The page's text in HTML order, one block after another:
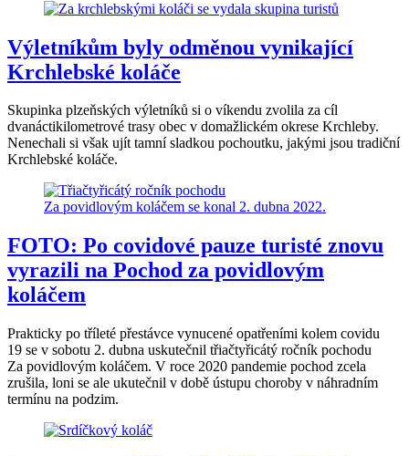
Výletníkům byly odměnou vynikající
Krchlebské koláče
Skupinka plzeňských výletníků si o víkendu zvolila za cíl
dvanáctikilometrové trasy obec v domažlickém okrese Krchleby.
Nenechali si však ujít tamní sladkou pochoutku, jakými jsou tradiční
Krchlebské koláče.
FOTO: Po covidové pauze turisté znovu
vyrazili na Pochod za povidlovým
koláčem
Prakticky po tříleté přestávce vynucené opatřeními kolem covidu
19 se v sobotu 2. dubna uskutečnil třiačtyřicátý ročník pochodu
Za povidlovým koláčem. V roce 2020 pandemie pochod zcela
zrušila, loni se ale ukutečnil v době ústupu choroby v náhradním
termínu na podzim.